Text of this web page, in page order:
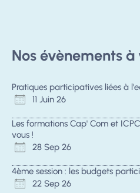
Nos évènements à
Pratiques participatives liées à
11 Juin 26
Les formations Cap' Com et
vous !
28 Sep 26
4ème session : les budgets
22 Sep 26